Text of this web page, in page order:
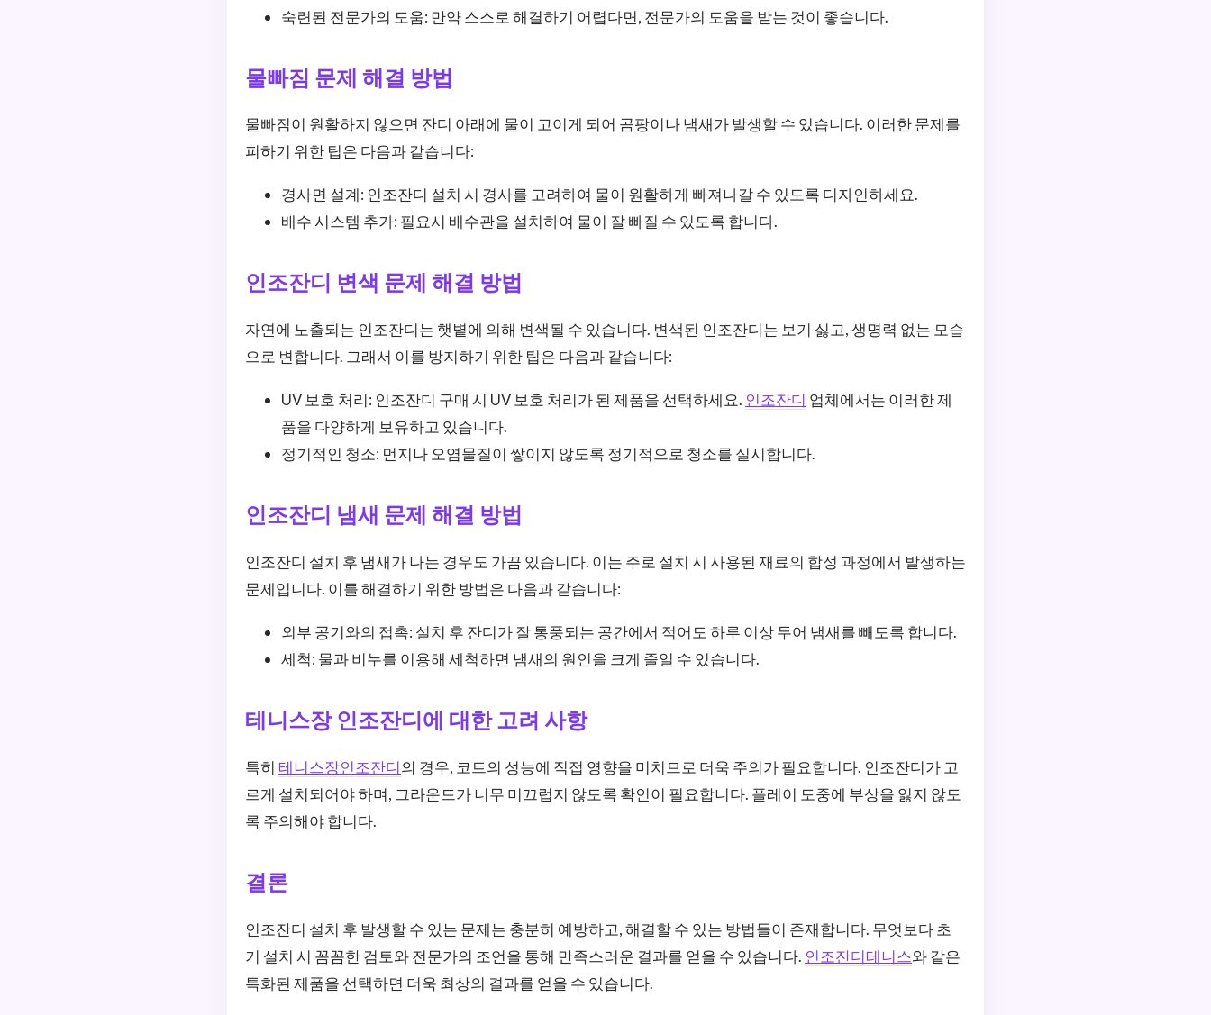
숙련된 전문가의 도움: 만약 스스로 해결하기 어렵다면, 전문가의 도움을 받는 것이 좋습니다.
물빠짐 문제 해결 방법
물빠짐이 원활하지 않으면 잔디 아래에 물이 고이게 되어 곰팡이나 냄새가 발생할 수 있습니다. 이러한 문제를
피하기 위한 팁은 다음과 같습니다:
경사면 설계: 인조잔디 설치 시 경사를 고려하여 물이 원활하게 빠져나갈 수 있도록 디자인하세요.
배수 시스템 추가: 필요시 배수관을 설치하여 물이 잘 빠질 수 있도록 합니다.
인조잔디 변색 문제 해결 방법
자연에 노출되는 인조잔디는 햇볕에 의해 변색될 수 있습니다. 변색된 인조잔디는 보기 싫고, 생명력 없는 모습
으로 변합니다. 그래서 이를 방지하기 위한 팁은 다음과 같습니다:
UV 보호 처리: 인조잔디 구매 시 UV 보호 처리가 된 제품을 선택하세요. 인조잔디 업체에서는 이러한 제
품을 다양하게 보유하고 있습니다.
정기적인 청소: 먼지나 오염물질이 쌓이지 않도록 정기적으로 청소를 실시합니다.
인조잔디 냄새 문제 해결 방법
인조잔디 설치 후 냄새가 나는 경우도 가끔 있습니다. 이는 주로 설치 시 사용된 재료의 합성 과정에서 발생하는
문제입니다. 이를 해결하기 위한 방법은 다음과 같습니다:
외부 공기와의 접촉: 설치 후 잔디가 잘 통풍되는 공간에서 적어도 하루 이상 두어 냄새를 빼도록 합니다.
세척: 물과 비누를 이용해 세척하면 냄새의 원인을 크게 줄일 수 있습니다.
테니스장 인조잔디에 대한 고려 사항
특히 테니스장인조잔디의 경우, 코트의 성능에 직접 영향을 미치므로 더욱 주의가 필요합니다. 인조잔디가 고
르게 설치되어야 하며, 그라운드가 너무 미끄럽지 않도록 확인이 필요합니다. 플레이 도중에 부상을 잃지 않도
록 주의해야 합니다.
결론
인조잔디 설치 후 발생할 수 있는 문제는 충분히 예방하고, 해결할 수 있는 방법들이 존재합니다. 무엇보다 초
기 설치 시 꼼꼼한 검토와 전문가의 조언을 통해 만족스러운 결과를 얻을 수 있습니다. 인조잔디테니스와 같은
특화된 제품을 선택하면 더욱 최상의 결과를 얻을 수 있습니다.